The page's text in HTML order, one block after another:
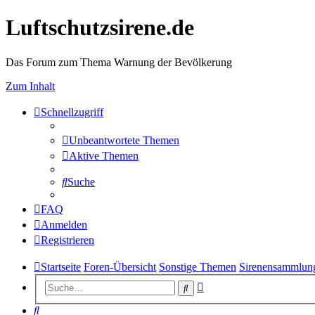
Luftschutzsirene.de
Das Forum zum Thema Warnung der Bevölkerung
Zum Inhalt
Schnellzugriff
Unbeantwortete Themen
Aktive Themen
Suche
FAQ
Anmelden
Registrieren
Startseite Foren-Übersicht Sonstige Themen
Suche
Suche